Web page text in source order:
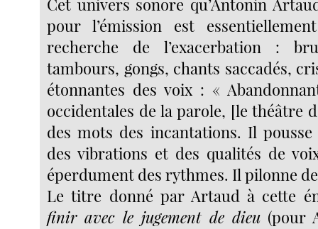
Cet univers sonore qu’Antonin
pour l’émission est
recherche de l’exacerbation :
tambours, gongs, chants saccadés,
étonnantes des voix : «
occidentales de la parole, [le théâtre
des mots des incantations. Il
des vibrations et des qualités de
éperdument des rythmes. Il pilonne
Le titre donné par Artaud à cette
finir avec le jugement de dieu(pour